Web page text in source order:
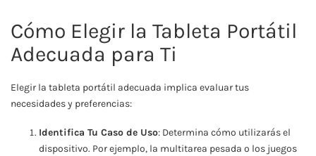
Cómo Elegir la Tableta Portátil
Adecuada para Ti
Elegir la tableta portátil adecuada implica evaluar tus
necesidades y preferencias:
Identifica Tu Caso de Uso: Determina cómo utilizarás el
dispositivo. Por ejemplo, la multitarea pesada o los juegos